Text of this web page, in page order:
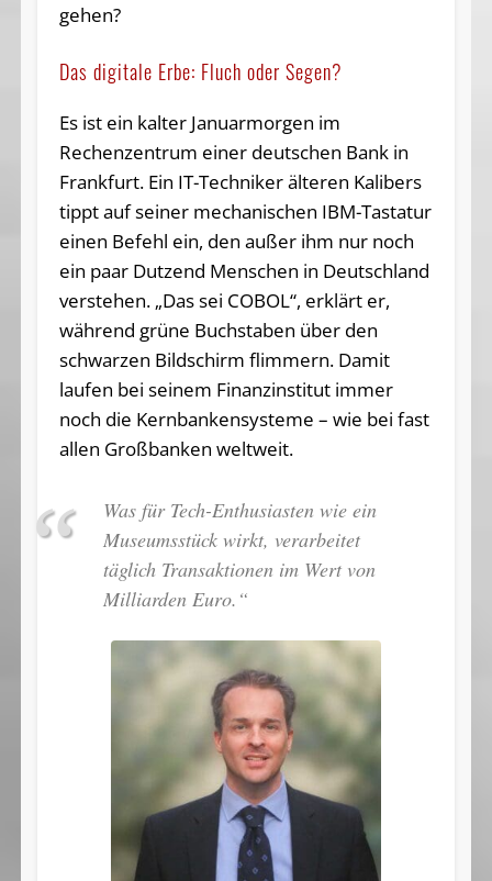
gehen?
Das digitale Erbe: Fluch oder Segen?
Es ist ein kalter Januarmorgen im
Rechenzentrum einer deutschen Bank in
Frankfurt. Ein IT-Techniker älteren Kalibers
tippt auf seiner mechanischen IBM-Tastatur
einen Befehl ein, den außer ihm nur noch
ein paar Dutzend Menschen in Deutschland
verstehen. „Das sei COBOL“, erklärt er,
während grüne Buchstaben über den
schwarzen Bildschirm flimmern. Damit
laufen bei seinem Finanzinstitut immer
noch die Kernbankensysteme – wie bei fast
allen Großbanken weltweit.
Was für Tech-Enthusiasten wie ein
Museumsstück wirkt, verarbeitet
täglich Transaktionen im Wert von
Milliarden Euro.“